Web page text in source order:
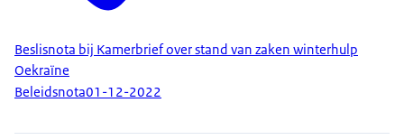
Beslisnota bij Kamerbrief over stand van zaken winterhulp
Oekraïne
Beleidsnota01-12-2022